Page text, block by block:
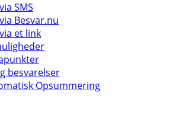
SMS
Besvar.nu
et link
besvarelser
Opsummering